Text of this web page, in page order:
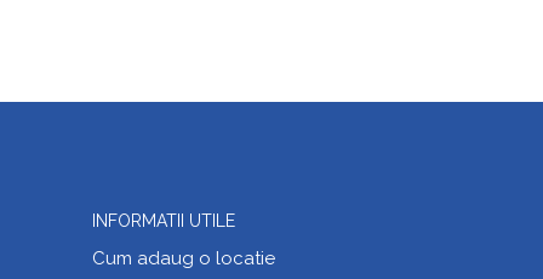
INFORMATII UTILE
Cum adaug o locatie